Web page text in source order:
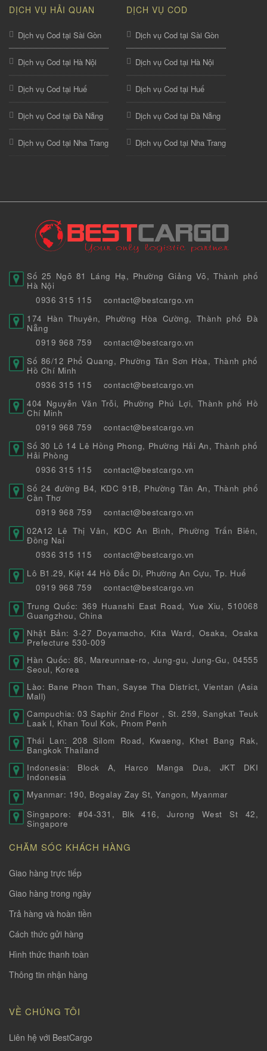
DỊCH VỤ HẢI QUAN
Dịch vụ Cod tại Sài Gòn
Dịch vụ Cod tại Hà Nội
Dịch vụ Cod tại Huế
Dịch vụ Cod tại Đà Nẵng
Dịch vụ Cod tại Nha Trang
DỊCH VỤ COD
Dịch vụ Cod tại Sài Gòn
Dịch vụ Cod tại Hà Nội
Dịch vụ Cod tại Huế
Dịch vụ Cod tại Đà Nẵng
Dịch vụ Cod tại Nha Trang
Số 25 Ngõ 81 Láng Hạ, Phường Giảng Võ, Thành phố
Hà Nội
0936 315 115
contact@bestcargo.vn
174 Hàn Thuyên, Phường Hòa Cường, Thành phố Đà
Nẵng
0919 968 759
contact@bestcargo.vn
Số 86/12 Phổ Quang, Phường Tân Sơn Hòa, Thành phố
Hồ Chí Minh
0936 315 115
contact@bestcargo.vn
404 Nguyễn Văn Trỗi, Phường Phú Lợi, Thành phố Hồ
Chí Minh
0919 968 759
contact@bestcargo.vn
Số 30 Lô 14 Lê Hồng Phong, Phường Hải An, Thành phố
Hải Phòng
0936 315 115
contact@bestcargo.vn
Số 24 đường B4, KDC 91B, Phường Tân An, Thành phố
Cần Thơ
0919 968 759
contact@bestcargo.vn
02A12 Lê Thị Vân, KDC An Bình, Phường Trấn Biên,
Đồng Nai
0936 315 115
contact@bestcargo.vn
Lô B1.29, Kiệt 44 Hồ Đắc Di, Phường An Cựu, Tp. Huế
0919 968 759
contact@bestcargo.vn
Trung Quốc: 369 Huanshi East Road, Yue Xiu, 510068
Guangzhou, China
Nhật Bản: 3-27 Doyamacho, Kita Ward, Osaka, Osaka
Prefecture 530-009
Hàn Quốc: 86, Mareunnae-ro, Jung-gu, Jung-Gu, 04555
Seoul, Korea
Lào: Bane Phon Than, Sayse Tha District, Vientan (Asia
Mall)
Campuchia: 03 Saphir 2nd Floor , St. 259, Sangkat Teuk
Laak I, Khan Toul Kok, Pnom Penh
Thái Lan: 208 Silom Road, Kwaeng, Khet Bang Rak,
Bangkok Thailand
Indonesia: Block A, Harco Manga Dua, JKT DKI
Indonesia
Myanmar: 190, Bogalay Zay St, Yangon, Myanmar
Singapore: #04-331, Blk 416, Jurong West St 42,
Singapore
CHĂM SÓC KHÁCH HÀNG
Giao hàng trực tiếp
Giao hàng trong ngày
Trả hàng và hoàn tiền
Cách thức gửi hàng
Hình thức thanh toàn
Thông tin nhận hàng
VỀ CHÚNG TÔI
Liên hệ với BestCargo